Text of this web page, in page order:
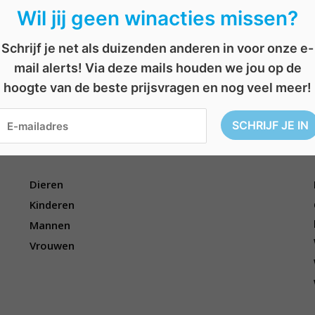
,overnachting ,tickets,vervoer
e
r
i
c
n
a
AFGELOPEN: Win 2 VIP-tickets voor STUFF.
Voor wie?
Dieren
Kinderen
Mannen
Vrouwen
Wil jij geen winacties missen?
Schrijf je net als duizenden anderen in voor onze e-
mail alerts! Via deze mails houden we jou op de
hoogte van de beste prijsvragen en nog veel meer!